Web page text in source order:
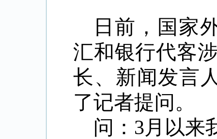
日前，国家
汇和银行代客
长、新闻发言
了记者提问。
问：3月以来